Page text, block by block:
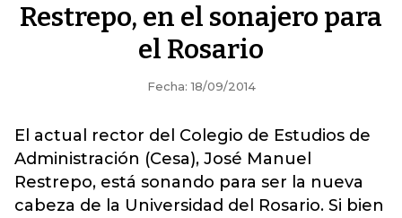
Restrepo, en el sonajero para
el Rosario
Fecha: 18/09/2014
El actual rector del Colegio de Estudios de
Administración (Cesa), José Manuel
Restrepo, está sonando para ser la nueva
cabeza de la Universidad del Rosario. Si bien